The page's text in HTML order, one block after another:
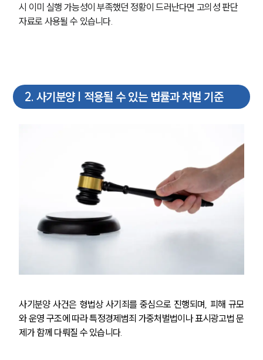
시 이미 실행 가능성이 부족했던 정황이 드러난다면 고의성 판단
자료로 사용될 수 있습니다.
2. 사기분양 | 적용될 수 있는 법률과 처벌 기준
사기분양 사건은 형법상 사기죄를 중심으로 진행되며, 피해 규모
와 운영 구조에 따라 특정경제범죄 가중처벌법이나 표시광고법 문
제가 함께 다뤄질 수 있습니다.